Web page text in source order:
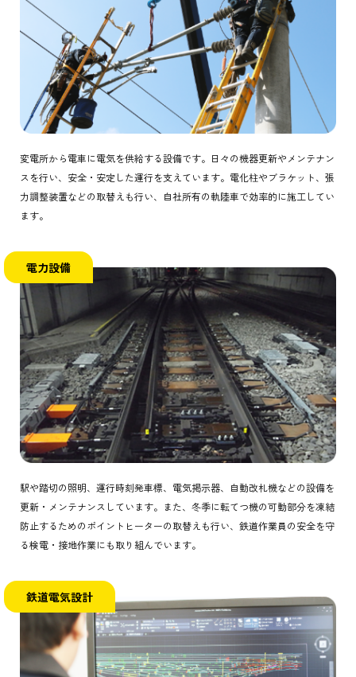
変電所から電車に電気を供給する設備です。日々の機器更新やメンテナン
スを行い、安全・安定した運行を支えています。電化柱やブラケット、張
力調整装置などの取替えも行い、自社所有の軌陸車で効率的に施工してい
ます。
電力設備
駅や踏切の照明、運行時刻発車標、電気掲示器、自動改札機などの設備を
更新・メンテナンスしています。また、冬季に転てつ機の可動部分を凍結
防止するためのポイントヒーターの取替えも行い、鉄道作業員の安全を守
る検電・接地作業にも取り組んでいます。
鉄道電気設計